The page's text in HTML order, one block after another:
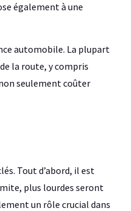
également à une
automobile. La plupart
la route, y compris
seulement coûter
Tout d’abord, il est
plus lourdes seront
un rôle crucial dans